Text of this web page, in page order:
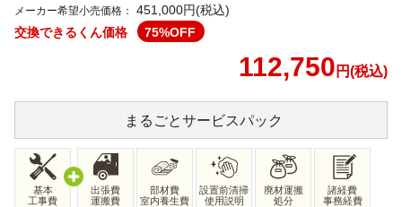
メーカー希望小売価格：
451,000円(税込)
交換できるくん価格
75%OFF
112,750 円(税込)
まるごとサービスパック
基本
工事費
出張費
運搬費
部材費
室内養生費
設置前清掃
使用説明
廃材運搬
処分
諸経費
事務経費